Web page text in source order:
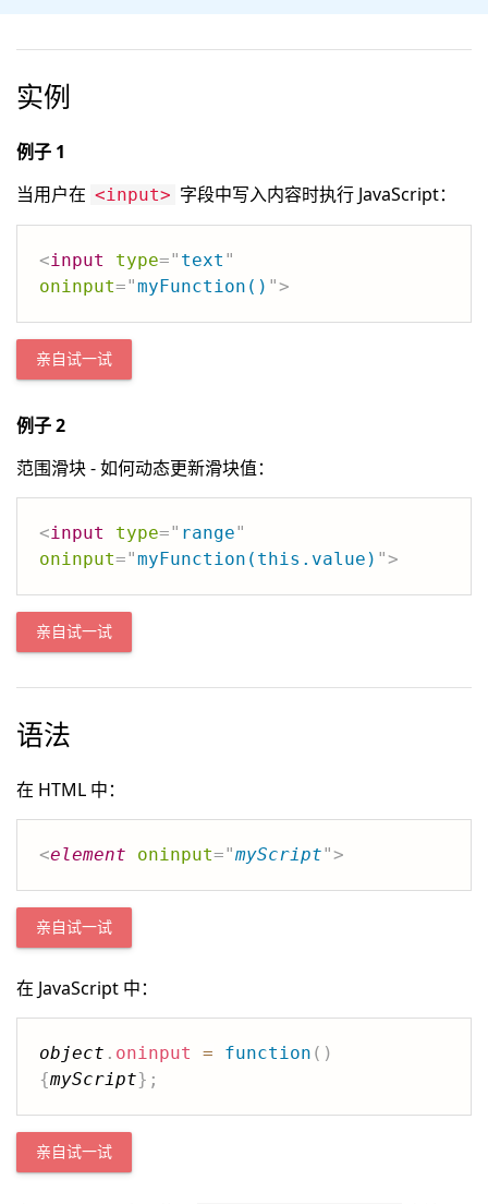
实例
例子 1
当用户在 <input> 字段中写入内容时执行 JavaScript：
<input type=" text "
oninput="myFunction() ">
亲自试一试
例子 2
范围滑块 - 如何动态更新滑块值：
<input type=" range"
oninput="myFunction(this.value) ">
亲自试一试
语法
在 HTML 中：
<element oninput="myScript">
亲自试一试
在 JavaScript 中：
object . oninput = function ( )
{myScript} ;
亲自试一试